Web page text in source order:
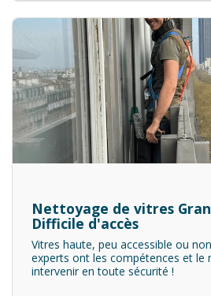
Nettoyage de vitres
Difficile d'accès
Vitres haute, peu accessible ou
experts ont les compétences et le
intervenir en toute sécurité !